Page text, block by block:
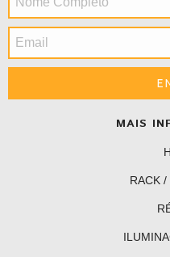
MAIS
RACK